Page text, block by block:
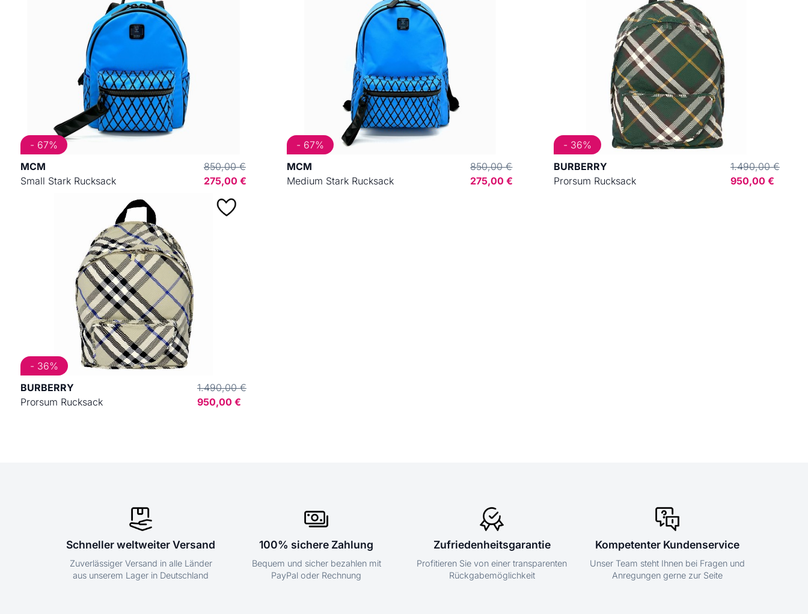
MCM
Small Stark Rucksack
850,00 €
275,00 €
- 67%
MCM
Medium Stark Rucksack
850,00 €
275,00 €
- 67%
BURBERRY
Prorsum Rucksack
1.490,00 €
950,00 €
- 36%
BURBERRY
Prorsum Rucksack
1.490,00 €
950,00 €
- 36%
Schneller weltweiter Versand
Zuverlässiger Versand in alle Länder
aus unserem Lager in Deutschland
100% sichere Zahlung
Bequem und sicher bezahlen mit
PayPal oder Rechnung
Zufriedenheitsgarantie
Profitieren Sie von einer transparenten
Rückgabemöglichkeit
Kompetenter Kundenservice
Unser Team steht Ihnen bei Fragen und
Anregungen gerne zur Seite